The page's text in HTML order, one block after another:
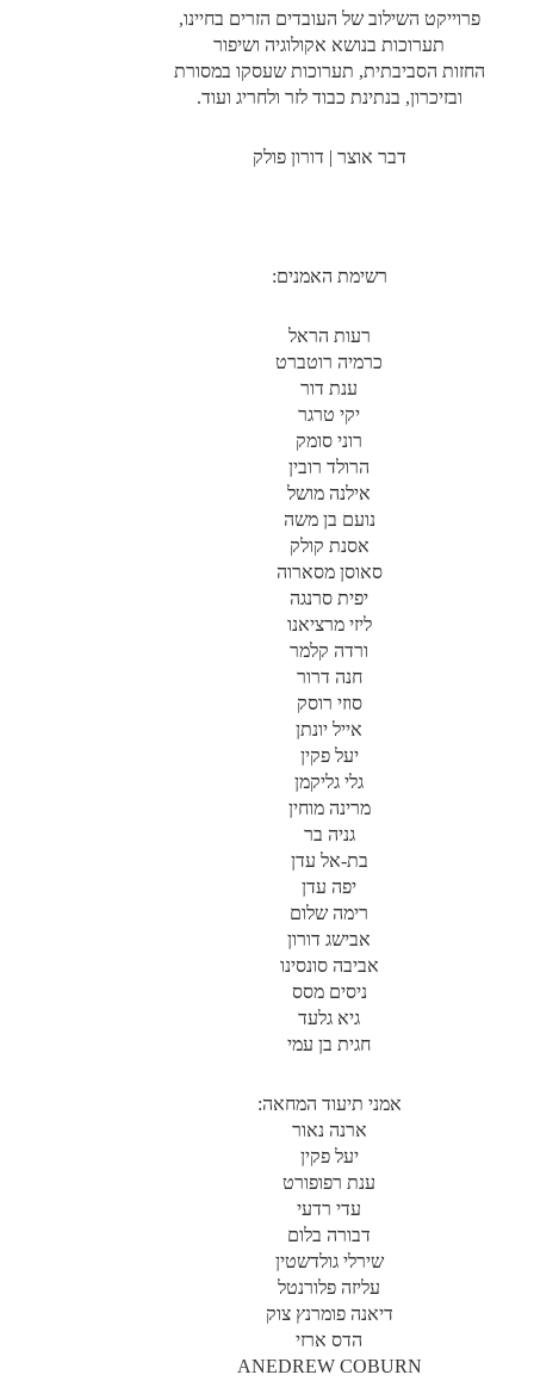
פרוייקט השילוב של העובדים הזרים בחיינו,
תערוכות בנושא אקולוגיה ושיפור
החזות הסביבתית, תערוכות שעסקו במסורת
ובזיכרון, בנתינת כבוד לזר ולחריג ועוד.
דבר אוצר | דורון פולק
רשימת האמנים:
רעות הראל
כרמיה רוטברט
ענת דור
יקי טרגר
רוני סומק
הרולד רובין
אילנה מושל
נועם בן משה
אסנת קולק
סאוסן מסארוה
יפית סרנגה
ליזי מרציאנו
ורדה קלמר
חנה דרור
סוזי רוסק
אייל יונתן
יעל פקין
גלי גליקמן
מרינה מוחין
גניה בר
בת-אל עדן
יפה עדן
רימה שלום
אבישג דורון
אביבה סונסינו
ניסים מסס
גיא גלעד
חגית בן עמי
אמני תיעוד המחאה:
ארנה נאור
יעל פקין
ענת רפופורט
עדי רדעי
דבורה בלום
שירלי גולדשטין
עליזה פלורנטל
דיאנה פומרנץ צוק
הדס ארזי
ANEDREW COBURN